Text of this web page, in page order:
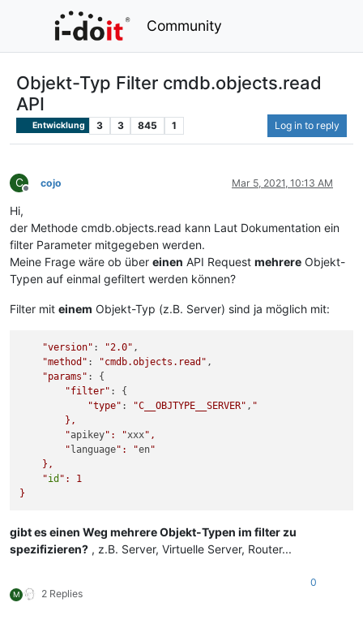
Community
Objekt-Typ Filter cmdb.objects.read
API
Entwicklung 3 3 845 1 Log in to reply
C
Offline
cojo Mar 5, 2021, 10:13 AM
Hi,
der Methode cmdb.objects.read kann Laut Dokumentation ein
filter Parameter mitgegeben werden.
Meine Frage wäre ob über einen API Request mehrere Objekt-
Typen auf einmal gefiltert werden können?
Filter mit einem Objekt-Typ (z.B. Server) sind ja möglich mit:
"version" : "2.0" ,
"method" : "cmdb.objects.read" ,
"params" : {
"filter" : {
"type" : "C__OBJTYPE__SERVER" , "
        },
        "
apikey": "xxx",
        "
language": "en"
    },
    "
id ": 1
gibt es einen Weg mehrere Objekt-Typen im filter zu
spezifizieren? , z.B. Server, Virtuelle Server, Router...
M 2 Replies
0